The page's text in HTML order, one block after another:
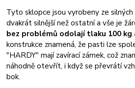
Tyto sklopce jsou vyrobeny ze
dvakrát silnější než ostatní a vše je
bez problémů odolají tlaku 100 kg
konstrukce znamená, že pasti lze
"HARDY" mají zavírací zámek, což
náhodně otevřít, i když se převrátí
bok.